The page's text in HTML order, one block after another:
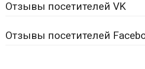
Отзывы посетителей VK
Отзывы посетителей